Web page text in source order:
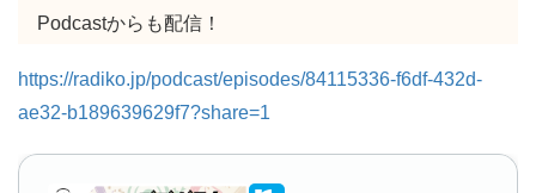
Podcastからも配信！
https://radiko.jp/podcast/episodes/84115336-f6df-432d-
ae32-b189639629f7?share=1